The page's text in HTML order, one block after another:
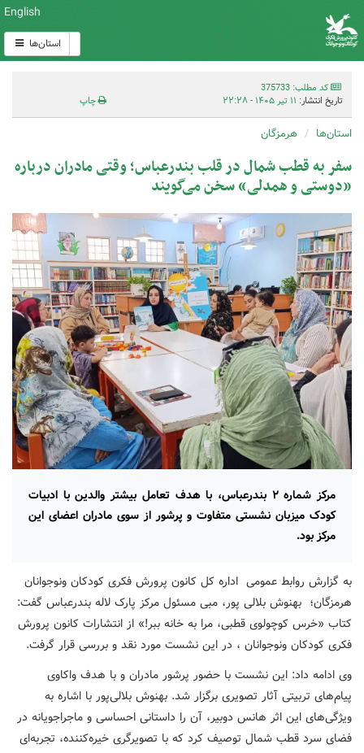
English
استان‌ها
کد مطلب: 375733
تاریخ انتشار: ۱۱ تیر ۱۴۰۵ - ۲۲:۲۸ چاپ
استان‌ها هرمزگان
سفر به قطب شمال در قلب بندرعباس؛ وقتی مادران درباره
«دوستی و همدلی» سخن می‌گویند
مرکز شماره ۲ بندرعباس، با هدف تعامل بیشتر والدین با ادبیات
کودک میزبان نشستی متفاوت و پرشور از سوی مادران اعضای این
مرکز بود.
به گزارش روابط عمومی اداره کل کانون پرورش فکری کودکان ونوجوانان
هرمزگان؛ بهنوش بلالی پور، مبی مسئول مرکز پارک لاله بندرعباس گفت:
کتاب «خرس کوچولوی قطبی، مرا به خانه ببر!» از انتشارات کانون پرورش
فکری کودکان ونوجوانان ، در این نشست مورد نقد و بررسی قرار گرفت.
وی ادامه داد: این نشست با حضور پرشور مادران و با هدف واکاوی
پیام‌های تربیتی آثار تصویری برگزار شد. بهنوش بلالی‌پور با اشاره به
ویژگی‌های این اثر هانس دوبیر، آن را داستانی احساسی و ماجراجویانه در
فضای سرد قطب شمال توصیف کرد که با تصویرگری خیره‌کننده، تجربه‌ای